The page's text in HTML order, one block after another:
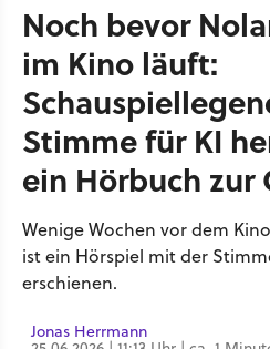
Noch bevor
im Kino läuft:
Stimme für KI
ein Hörbuch zur
Wenige Wochen vor dem
ist ein Hörspiel mit der
erschienen.
Jonas Herrmann